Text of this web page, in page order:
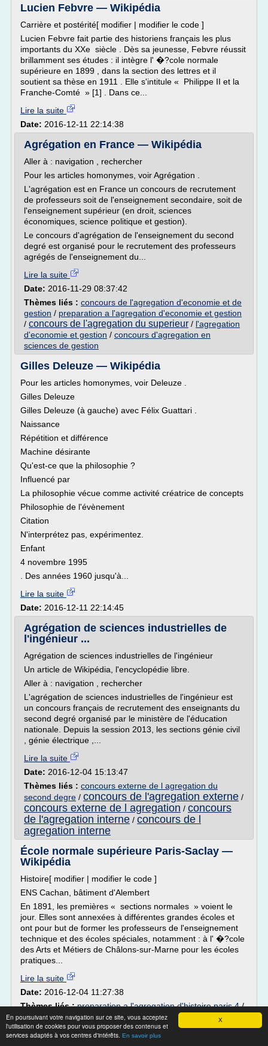
X
En poursuivant votre navigation sur ce site, vous acceptez
l'utilisation de cookies pour vous proposer des contenus et
services adaptés à vos centres d'intérêts. En savoir plus
Lucien Febvre — Wikipédia
Carrière et postérité[ modifier | modifier le code ]
Lucien Febvre fait partie des historiens français les plus
importants du XXe siècle . Dès sa jeunesse, Febvre réussit
brillamment ses études : il intègre l' �?cole normale
supérieure en 1899 , dans la section des lettres et il
soutient sa thèse en 1911 . Elle s'intitule « Philippe II et la
Franche-Comté » [1] . Dans ce...
Lire la suite
Date: 2016-12-11 22:14:38
Agrégation en France — Wikipédia
Aller à : navigation , rechercher
Pour les articles homonymes, voir Agrégation .
L'agrégation est en France un concours de recrutement
de professeurs soit de l'enseignement secondaire, soit de
l'enseignement supérieur (en droit, sciences
économiques, science politique et gestion).
Le concours d'agrégation de l'enseignement du second
degré est organisé pour le recrutement des professeurs
agrégés de l'enseignement du...
Lire la suite
Date: 2016-11-29 08:37:42
Thèmes liés : concours de l'agregation d'economie et de
gestion / preparation a l'agregation d'economie et gestion
/ concours de l'agregation du superieur / l'agregation
d'economie et gestion / concours d'agregation en
sciences de gestion
Gilles Deleuze — Wikipédia
Pour les articles homonymes, voir Deleuze .
Gilles Deleuze
Gilles Deleuze (à gauche) avec Félix Guattari .
Naissance
Répétition et différence
Machine désirante
Qu'est-ce que la philosophie ?
Influencé par
La philosophie vécue comme activité créatrice de concepts
Philosophie de l'évènement
Citation
N'interprétez pas, expérimentez.
Enfant
4 novembre 1995
. Des années 1960 jusqu'à...
Lire la suite
Date: 2016-12-11 22:14:45
Agrégation de sciences industrielles de
l'ingénieur ...
Agrégation de sciences industrielles de l'ingénieur
Un article de Wikipédia, l'encyclopédie libre.
Aller à : navigation , rechercher
L'agrégation de sciences industrielles de l'ingénieur est
un concours français de recrutement des enseignants du
second degré organisé par le ministère de l'éducation
nationale. Depuis la session 2013, les sections génie civil
, génie électrique ,...
Lire la suite
Date: 2016-12-04 15:13:47
Thèmes liés : concours externe de l agregation du
second degre / concours de l'agregation externe /
concours externe de l agregation / concours
de l'agregation interne / concours de l
agregation interne
École normale supérieure Paris-Saclay —
Wikipédia
Histoire[ modifier | modifier le code ]
ENS Cachan, bâtiment d'Alembert
En 1891, les premières « sections normales » voient le
jour. Elles sont annexées à différentes grandes écoles et
ont pour but de former les professeurs de l'enseignement
technique et des écoles spéciales, notamment : à l' �?cole
des Arts et Métiers de Châlons-sur-Marne pour les écoles
pratiques...
Lire la suite
Date: 2016-12-04 11:27:38
Thèmes liés :preparation a l'agregation d'histoire paris 4/
preparation a l'agregation d'histoire paris 1
preparation a
l'agregation d'economie et gestion